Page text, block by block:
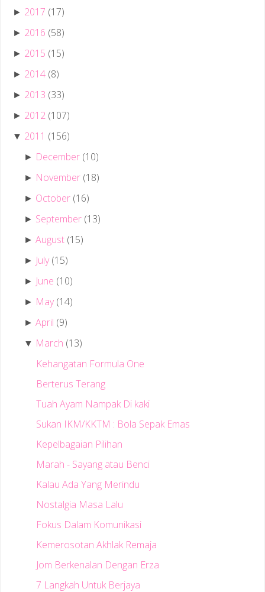
► 2017 (17)
► 2016 (58)
► 2015 (15)
► 2014 (8)
► 2013 (33)
► 2012 (107)
▼ 2011 (156)
► December (10)
► November (18)
► October (16)
► September (13)
►August (15)
► July (15)
► June (10)
► May (14)
►April (9)
▼ March (13)
Kehangatan Formula One
Berterus Terang
Tuah Ayam Nampak Di kaki
Sukan IKM/KKTM : Bola Sepak Emas
Kepelbagaian Pilihan
Marah - Sayang atau Benci
Kalau Ada Yang Merindu
Nostalgia Masa Lalu
Fokus Dalam Komunikasi
Kemerosotan Akhlak Remaja
Jom Berkenalan Dengan Erza
7 Langkah Untuk Berjaya